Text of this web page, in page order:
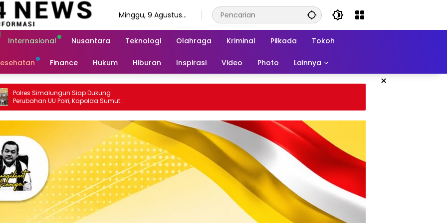
Minggu, 9 Agustus
Internasional Nusantara Teknologi Olahraga Kriminal Pilkada Tokoh
Finance Hukum Hiburan Inspirasi Video Photo Lainnya
×